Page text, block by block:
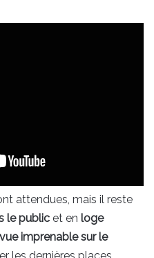
attendues, mais il reste
le public et en loge
vue imprenable sur le